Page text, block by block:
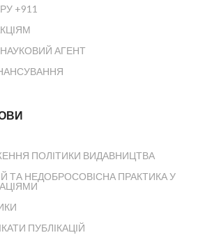
+911
АГЕНТ
ПОЛІТИКИ ВИДАВНИЦТВА
ТА НЕДОБРОСОВІСНА ПРАКТИКА У
ПУБЛІКАЦІЙ